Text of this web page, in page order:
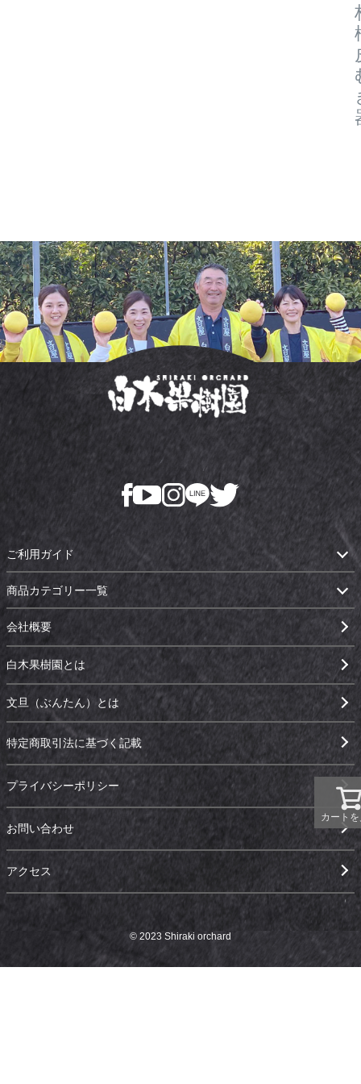
カート
ご利用ガイド
商品カテゴリー一覧
会社概要
白木果樹園とは
文旦（ぶんたん）とは
特定商取引法に基づく記載
プライバシーポリシー
お問い合わせ
アクセス
© 2023 Shiraki orchard